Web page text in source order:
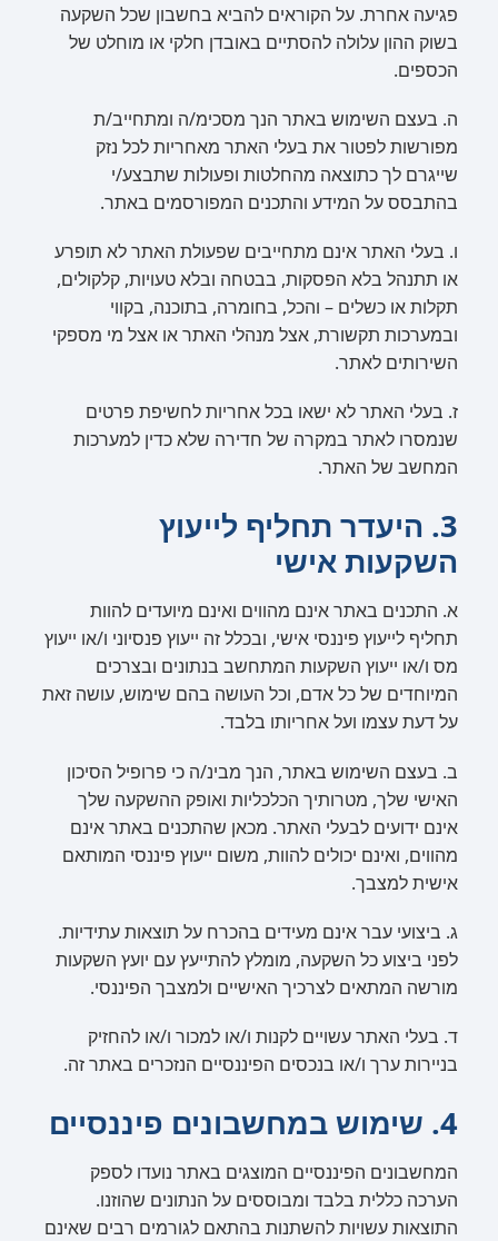
פגיעה אחרת. על הקוראים להביא בחשבון שכל השקעה
בשוק ההון עלולה להסתיים באובדן חלקי או מוחלט של
הכספים.
ה. בעצם השימוש באתר הנך מסכימ/ה ומתחייב/ת
מפורשות לפטור את בעלי האתר מאחריות לכל נזק
שייגרם לך כתוצאה מהחלטות ופעולות שתבצע/י
בהתבסס על המידע והתכנים המפורסמים באתר.
ו. בעלי האתר אינם מתחייבים שפעולת האתר לא תופרע
או תתנהל בלא הפסקות, בבטחה ובלא טעויות, קלקולים,
תקלות או כשלים – והכל, בחומרה, בתוכנה, בקווי
ובמערכות תקשורת, אצל מנהלי האתר או אצל מי מספקי
השירותים לאתר.
ז. בעלי האתר לא ישאו בכל אחריות לחשיפת פרטים
שנמסרו לאתר במקרה של חדירה שלא כדין למערכות
המחשב של האתר.
3. היעדר תחליף לייעוץ
השקעות אישי
א. התכנים באתר אינם מהווים ואינם מיועדים להוות
תחליף לייעוץ פיננסי אישי, ובכלל זה ייעוץ פנסיוני ו/או ייעוץ
מס ו/או ייעוץ השקעות המתחשב בנתונים ובצרכים
המיוחדים של כל אדם, וכל העושה בהם שימוש, עושה זאת
על דעת עצמו ועל אחריותו בלבד.
ב. בעצם השימוש באתר, הנך מבינ/ה כי פרופיל הסיכון
האישי שלך, מטרותיך הכלכליות ואופק ההשקעה שלך
אינם ידועים לבעלי האתר. מכאן שהתכנים באתר אינם
מהווים, ואינם יכולים להוות, משום ייעוץ פיננסי המותאם
אישית למצבך.
ג. ביצועי עבר אינם מעידים בהכרח על תוצאות עתידיות.
לפני ביצוע כל השקעה, מומלץ להתייעץ עם יועץ השקעות
מורשה המתאים לצרכיך האישיים ולמצבך הפיננסי.
ד. בעלי האתר עשויים לקנות ו/או למכור ו/או להחזיק
בניירות ערך ו/או בנכסים הפיננסיים הנזכרים באתר זה.
4. שימוש במחשבונים פיננסיים
המחשבונים הפיננסיים המוצגים באתר נועדו לספק
הערכה כללית בלבד ומבוססים על הנתונים שהוזנו.
התוצאות עשויות להשתנות בהתאם לגורמים רבים שאינם